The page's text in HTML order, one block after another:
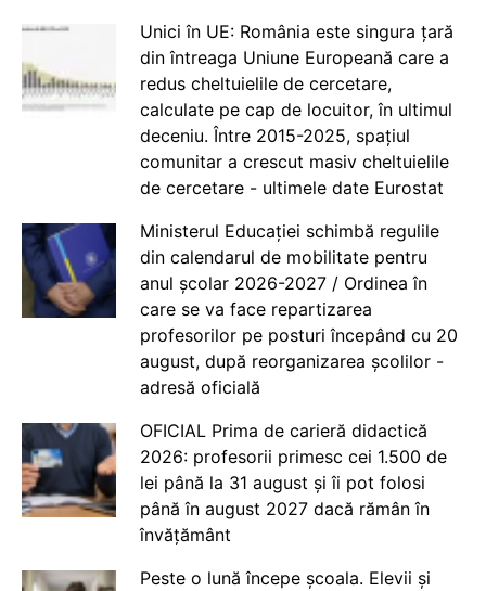
Unici în UE: România este singura țară
din întreaga Uniune Europeană care a
redus cheltuielile de cercetare,
calculate pe cap de locuitor, în ultimul
deceniu. Între 2015-2025, spațiul
comunitar a crescut masiv cheltuielile
de cercetare - ultimele date Eurostat
Ministerul Educației schimbă regulile
din calendarul de mobilitate pentru
anul școlar 2026-2027 / Ordinea în
care se va face repartizarea
profesorilor pe posturi începând cu 20
august, după reorganizarea școlilor -
adresă oficială
OFICIAL Prima de carieră didactică
2026: profesorii primesc cei 1.500 de
lei până la 31 august și îi pot folosi
până în august 2027 dacă rămân în
învățământ
Peste o lună începe școala. Elevii și